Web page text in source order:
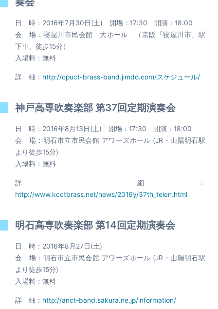
日 時：2016年7月30日(土) 開場：17:30 開演：18:00
会 場：寝屋川市民会館 大ホール （京阪「寝屋川市」駅
下車、徒歩15分）
入場料：無料
詳 細： http://opuct-brass-band.jimdo.com/スケジュール/
神戸高専吹奏楽部 第37回定期演奏会
日 時：2016年8月13日(土) 開場：17:30 開演：18:00
会 場：明石市立市民会館 アワーズホール (JR・山陽明石駅
より徒歩15分)
入場料：無料
詳 細：
http://www.kcctbrass.net/news/2016y/37th_teien.html
明石高専吹奏楽部 第14回定期演奏会
日 時：2016年8月27日(土)
会 場：明石市立市民会館 アワーズホール (JR・山陽明石駅
より徒歩15分)
入場料：無料
詳 細： http://anct-band.sakura.ne.jp/information/